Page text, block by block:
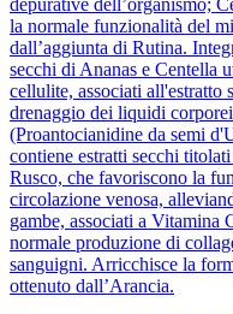
la normale funzionalità del
dall’aggiunta di Rutina.
secchi di Ananas e Centella
cellulite, associati all'estratto
drenaggio dei liquidi
(Proantocianidine da semi
contiene estratti secchi
Rusco, che favoriscono la
circolazione venosa,
gambe, associati a Vitamina
normale produzione di
sanguigni. Arricchisce la
ottenuto dall’Arancia.